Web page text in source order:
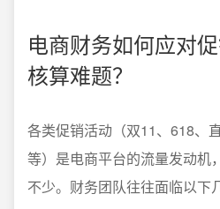
电商财务如何应对
核算难题？
各类促销活动（双11、618、
等）是电商平台的流量发动机
不少。财务团队往往面临以下